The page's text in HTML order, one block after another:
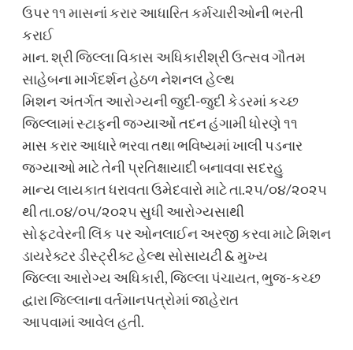
ઉપર ૧૧ માસનાં કરાર આધારિત કર્મચારીઓની ભરતી
કરાઈ
માન. શ્રી જિલ્લા વિકાસ અધિકારીશ્રી ઉત્સવ ગૌતમ
સાહેબના માર્ગદર્શન હેઠળ નેશનલ હેલ્થ
મિશન અંતર્ગત આરોગ્યની જુદી-જુદી કેડરમાં કચ્છ
જિલ્લામાં સ્ટાફની જગ્યાઓં તદન હંગામી ધોરણે ૧૧
માસ કરાર આધારે ભરવા તથા ભવિષ્યમાં ખાલી પડનાર
જગ્યાઓ માટે તેની પ્રતિક્ષાયાદી બનાવવા સદરહુ
માન્ય લાયકાત ધરાવતા ઉમેદવારો માટે તા.૨૫/૦૪/૨૦૨૫
થી તા.૦૪/૦૫/૨૦૨૫ સુધી આરોગ્યસાથી
સોફટવેરની લિંક પર ઓનલાઈન અરજી કરવા માટે મિશન
ડાયરેક્ટર ડીસ્ટ્રીક્ટ હેલ્થ સોસાયટી & મુખ્ય
જિલ્લા આરોગ્ય અધિકારી, જિલ્લા પંચાયત, ભુજ-કચ્છ
દ્વારા જિલ્લાના વર્તમાનપત્રોમાં જાહેરાત
આપવામાં આવેલ હતી.